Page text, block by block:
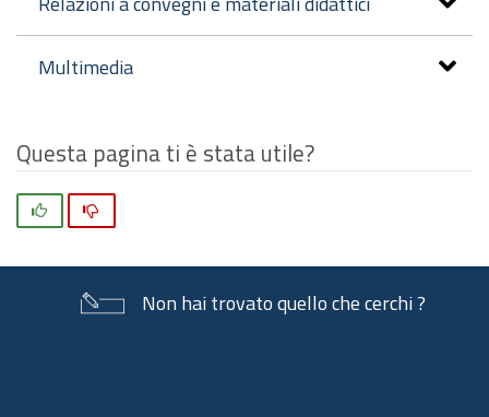
Multimedia
Questa pagina ti è stata utile?
Non hai trovato quello che cerchi ?